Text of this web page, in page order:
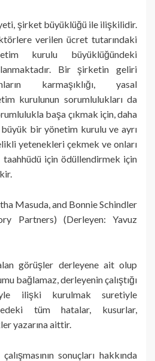
şirket büyüklüğü ile ilişkilidir.
verilen ücret tutarındaki
kurulu büyüklüğündeki
Bir şirketin geliri
karmaşıklığı, yasal
kurulunun sorumlulukları da
başa çıkmak için, daha
bir yönetim kurulu ve ayrı
yetenekleri çekmek ve onları
için ödüllendirmek için
Masuda, and Bonnie Schindler
Partners) (Derleyen: Yavuz
görüşler derleyene ait olup
bağlamaz, derleyenin çalıştığı
ilişki kurulmak suretiyle
tüm hatalar, kusurlar,
yazarına aittir.
sonuçları hakkında